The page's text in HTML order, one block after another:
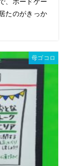
、ボードゲー
たのがきっか
母ゴコロ